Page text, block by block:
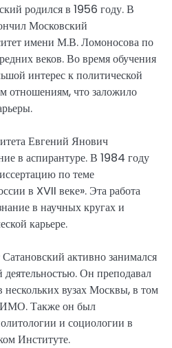
родился в 1956 году. В
Московский
имени М.В. Ломоносова по
веков. Во время обучения
интерес к политической
отношениям, что заложило
Евгений Янович
в аспирантуре. В 1984 году
по теме
в XVII веке». Эта работа
в научных кругах и
карьере.
активно занимался
деятельностью. Он преподавал
вузах Москвы, в том
Также он был
и социологии в
Институте.